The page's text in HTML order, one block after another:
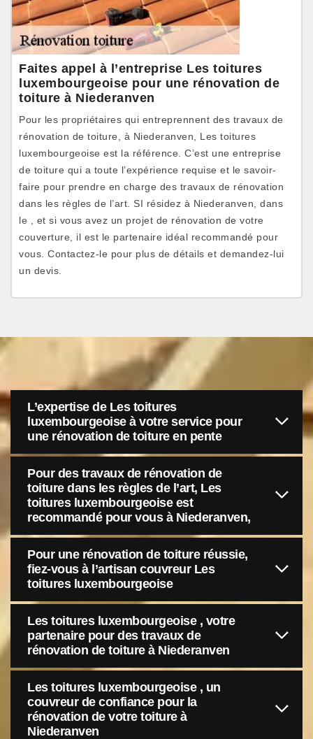
Faites appel à l’entreprise Les toitures
luxembourgeoise pour une rénovation de
toiture à Niederanven
Pour les propriétaires qui entreprennent des travaux de
rénovation de toiture, à Niederanven, Les toitures
luxembourgeoise est la référence. C’est une entreprise
de toiture qui a toute l’expérience requise et le savoir-
faire pour prendre en charge des travaux de rénovation
dans les règles de l’art. SI résidez à Niederanven, dans
le , et si vous avez un projet de rénovation de votre
couverture, il est le partenaire idéal recommandé pour
vous. Contactez-le pour plus de détails et demandez-lui
un devis.
L’expertise de Les toitures
luxembourgeoise à votre service pour
une rénovation de toiture en pente
Pour des travaux de rénovation de
toiture dans les règles de l’art, Les
toitures luxembourgeoise est
recommandé pour vous à Niederanven,
Pour une rénovation de toiture réussie,
fiez-vous à l’artisan couvreur Les
toitures luxembourgeoise
Les toitures luxembourgeoise , votre
partenaire pour des travaux de
rénovation de toiture à Niederanven
Les toitures luxembourgeoise , un
couvreur de confiance pour la
rénovation de votre toiture à
Niederanven